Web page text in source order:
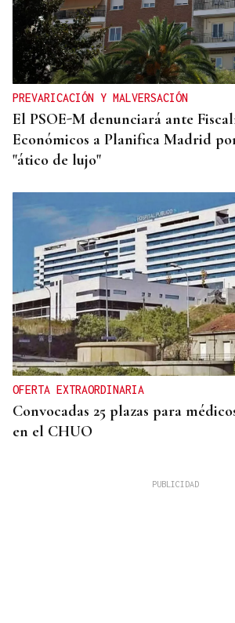
PREVARICACIÓN Y MALVERSACIÓN
El PSOE-M denunciará ante
Económicos a Planifica Madrid
"ático de lujo"
OFERTA EXTRAORDINARIA
Convocadas 25 plazas para
en el CHUO